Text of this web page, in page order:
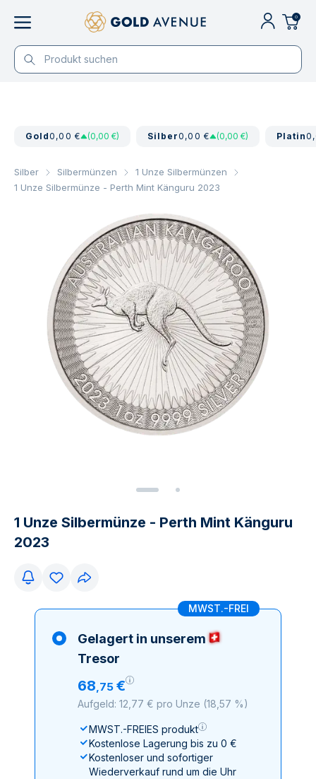
0
Gold0,00 € (0,00 €) Silber0,00 € (0,00 €) Platin
Silber Silbermünzen
1 Unze Silbermünzen
1 Unze Silbermünze - Perth Mint Känguru 2023
1 Unze Silbermünze - Perth Mint Känguru
2023
MWST.-FREI
Gelagert in unserem
Tresor
68,75 €
Aufgeld: 12,77 € pro Unze (18,57 %)
MWST.-FREIES produkt
Kostenlose Lagerung bis zu 0 €
Kostenloser und sofortiger
Wiederverkauf rund um die Uhr